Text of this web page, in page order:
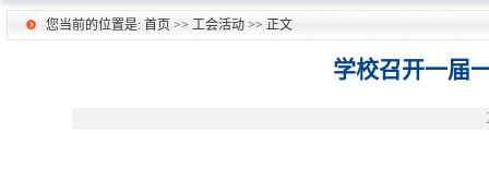
您当前的位置是: 首页 >> 工会活动 >> 正文
学校召开一届